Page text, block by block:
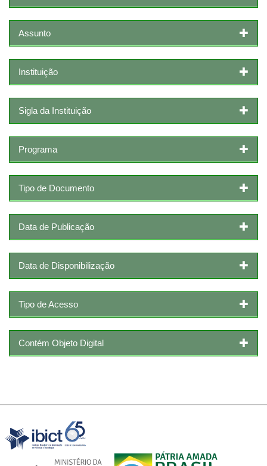
Assunto
Instituição
Sigla da Instituição
Programa
Tipo de Documento
Data de Publicação
Data de Disponibilização
Tipo de Acesso
Contém Objeto Digital